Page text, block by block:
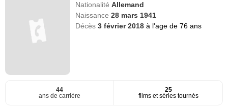
NationalitéAllemand
Naissance28 mars 1941
Décès3 février 2018à l'age de 76 ans
44
ans de carrière
25
films et séries tournés